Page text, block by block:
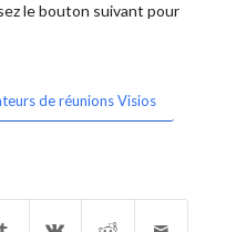
le bouton suivant pour
de réunions Visios